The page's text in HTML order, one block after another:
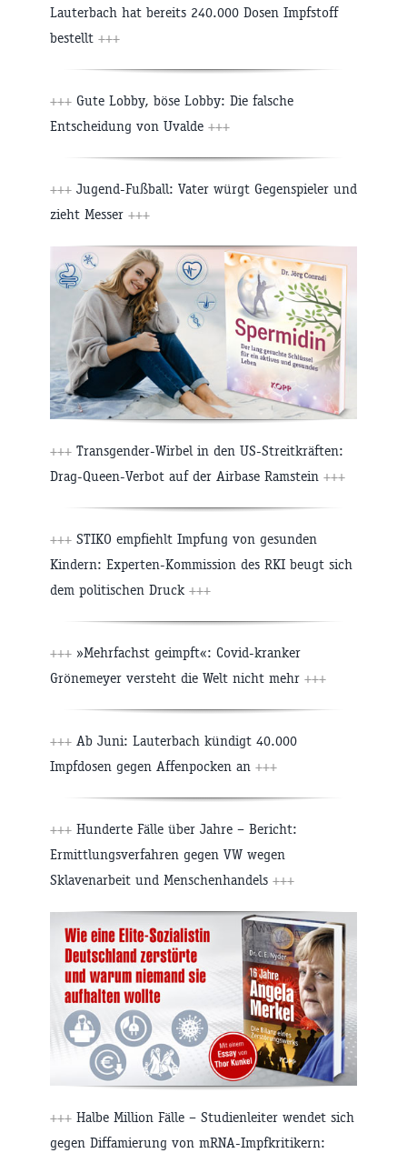
Lauterbach hat bereits 240.000 Dosen Impfstoff
bestellt +++
+++ Gute Lobby, böse Lobby: Die falsche
Entscheidung von Uvalde +++
+++ Jugend-Fußball: Vater würgt Gegenspieler und
zieht Messer +++
+++ Transgender-Wirbel in den US-Streitkräften:
Drag-Queen-Verbot auf der Airbase Ramstein +++
+++ STIKO empfiehlt Impfung von gesunden
Kindern: Experten-Kommission des RKI beugt sich
dem politischen Druck +++
+++ »Mehrfachst geimpft«: Covid-kranker
Grönemeyer versteht die Welt nicht mehr +++
+++ Ab Juni: Lauterbach kündigt 40.000
Impfdosen gegen Affenpocken an +++
+++ Hunderte Fälle über Jahre – Bericht:
Ermittlungsverfahren gegen VW wegen
Sklavenarbeit und Menschenhandels +++
+++ Halbe Million Fälle – Studienleiter wendet sich
gegen Diffamierung von mRNA-Impfkritikern: